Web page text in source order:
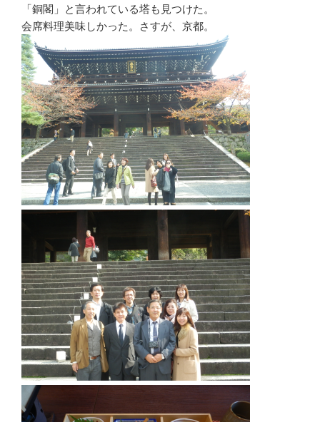
「銅閣」と言われている塔も見つけた。
会席料理美味しかった。さすが、京都。